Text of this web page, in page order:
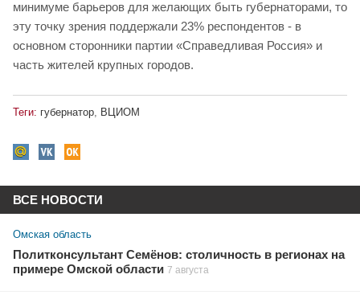
минимуме барьеров для желающих быть губернаторами, то
эту точку зрения поддержали 23% респондентов - в
основном сторонники партии «Справедливая Россия» и
часть жителей крупных городов.
Теги: губернатор ВЦИОМ
ВСЕ НОВОСТИ
Омская область
Политконсультант Семёнов: столичность в регионах на
примере Омской области 7 августа